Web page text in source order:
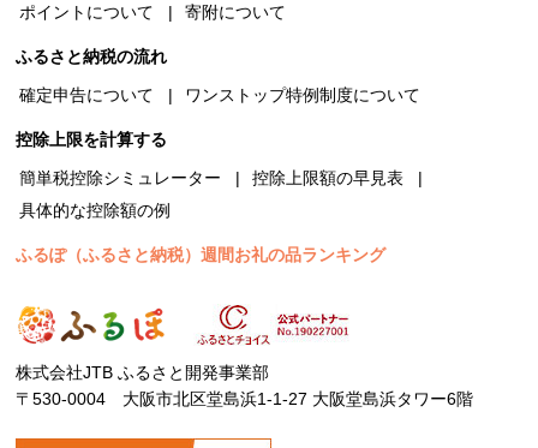
ポイントについて
寄附について
ふるさと納税の流れ
確定申告について
ワンストップ特例制度について
控除上限を計算する
簡単税控除シミュレーター
控除上限額の早見表
具体的な控除額の例
ふるぽ（ふるさと納税）週間お礼の品ランキング
株式会社JTB ふるさと開発事業部
〒530-0004 大阪市北区堂島浜1-1-27 大阪堂島浜タワー6階